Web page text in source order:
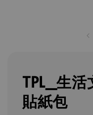
TPL_生
貼紙包